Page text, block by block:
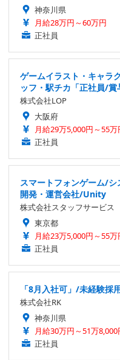
神奈川県
月給28万円～60万円
正社員
ゲームイラスト・キャラ
ッフ・駅チカ「正社員/賞
株式会社LOP
大阪府
月給29万5,000円～55万
正社員
スマートフォンゲーム/
開発・運営会社/Unity
株式会社スタッフサービス
東京都
月給23万5,000円～55万
正社員
「8月入社可」/未経験
株式会社RK
神奈川県
月給30万円～51万8,000
正社員